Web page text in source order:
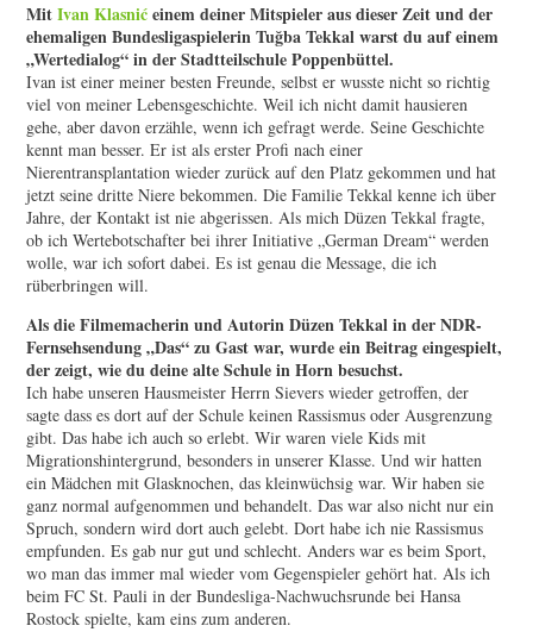
MitIvan Klasnićeinem deiner Mitspieler aus dieser Zeit und der
ehemaligen Bundesligaspielerin Tuğba Tekkal warst du auf einem
„Wertedialog“ in der Stadtteilschule Poppenbüttel.
Ivan ist einer meiner besten Freunde, selbst er wusste nicht so richtig
viel von meiner Lebensgeschichte. Weil ich nicht damit hausieren
gehe, aber davon erzähle, wenn ich gefragt werde. Seine Geschichte
kennt man besser. Er ist als erster Profi nach einer
Nierentransplantation wieder zurück auf den Platz gekommen und hat
jetzt seine dritte Niere bekommen. Die Familie Tekkal kenne ich über
Jahre, der Kontakt ist nie abgerissen. Als mich Düzen Tekkal fragte,
ob ich Wertebotschafter bei ihrer Initiative „German Dream“ werden
wolle, war ich sofort dabei. Es ist genau die Message, die ich
rüberbringen will.
Als die Filmemacherin und Autorin Düzen Tekkal in der NDR-
Fernsehsendung „Das“ zu Gast war, wurde ein Beitrag eingespielt,
der zeigt, wie du deine alte Schule in Horn besuchst.
Ich habe unseren Hausmeister Herrn Sievers wieder getroffen, der
sagte dass es dort auf der Schule keinen Rassismus oder Ausgrenzung
gibt. Das habe ich auch so erlebt. Wir waren viele Kids mit
Migrationshintergrund, besonders in unserer Klasse. Und wir hatten
ein Mädchen mit Glasknochen, das kleinwüchsig war. Wir haben sie
ganz normal aufgenommen und behandelt. Das war also nicht nur ein
Spruch, sondern wird dort auch gelebt. Dort habe ich nie Rassismus
empfunden. Es gab nur gut und schlecht. Anders war es beim Sport,
wo man das immer mal wieder vom Gegenspieler gehört hat. Als ich
beim FC St. Pauli in der Bundesliga-Nachwuchsrunde bei Hansa
Rostock spielte, kam eins zum anderen.